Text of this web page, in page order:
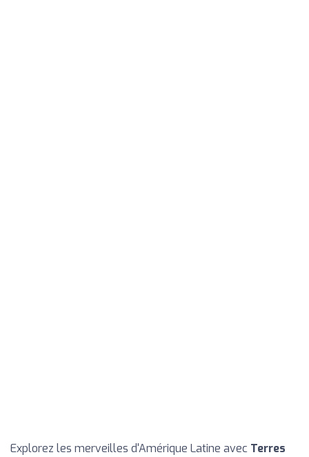
Explorez les merveilles d'Amérique Latine avec Terres